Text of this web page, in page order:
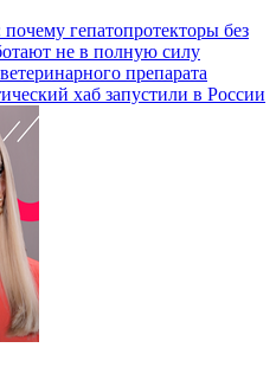
гепатопротекторы без
не в полную силу
препарата
хаб запустили в России